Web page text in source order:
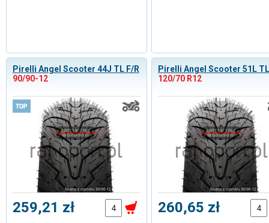
Pirelli Angel Scooter 44J TL F/R
90/90-12
259,21 zł
Pirelli Angel Scooter 51L
120/70 R12
260,65 zł